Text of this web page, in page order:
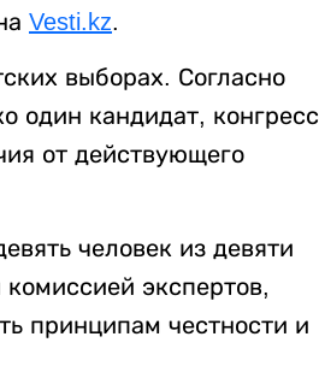
Vesti.kz.
выборах. Согласно
один кандидат, конгресс
от действующего
человек из девяти
экспертов,
принципам честности и